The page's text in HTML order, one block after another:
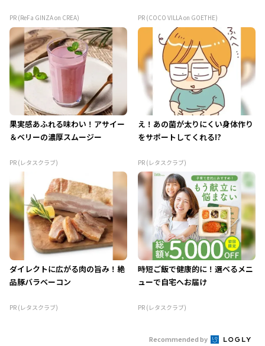
PR (ReFa GINZA on CREA) PR (COCO VILLA on GOETHE)
果実感あふれる味わい！アサイー
＆ベリーの濃厚スムージー
PR (レタスクラブ)
え！あの菌が太りにくい身体作り
をサポートしてくれる!?
PR (レタスクラブ)
ダイレクトに広がる肉の旨み！絶
品豚バラベーコン
PR (レタスクラブ)
時短ご飯で健康的に！選べるメニ
ューで自宅へお届け
PR (レタスクラブ)
Recommended by